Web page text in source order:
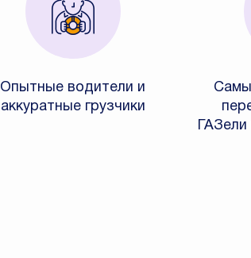
Опытные водители и
аккуратные грузчики